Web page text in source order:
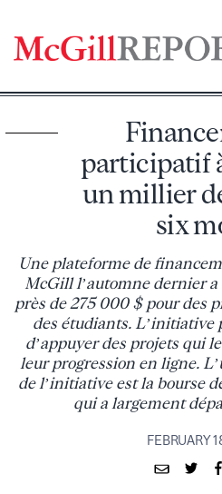
content
participatif
un millier
six
Une plateforme de
McGill l’automne dernier a
près de 275 000 $ pour des
des étudiants. L’initiative
d’appuyer des projets qui
leur progression en ligne.
de l’initiative est la bourse
qui a largement
FEBRUARY